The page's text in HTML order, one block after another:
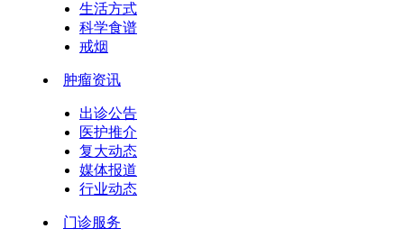
生活方式
科学食谱
戒烟
肿瘤资讯
出诊公告
医护推介
复大动态
媒体报道
行业动态
门诊服务